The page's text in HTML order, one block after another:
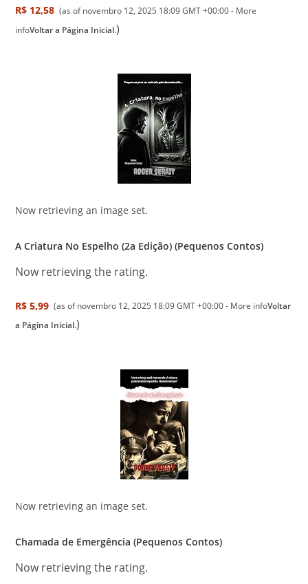
R$ 12,58 (as of novembro 12, 2025 18:09 GMT +00:00 - More
infoVoltar a Página Inicial.)
Now retrieving an image set.
A Criatura No Espelho (2a Edição) (Pequenos Contos)
Now retrieving the rating.
R$ 5,99 (as of novembro 12, 2025 18:09 GMT +00:00 - More infoVoltar
a Página Inicial.)
Now retrieving an image set.
Chamada de Emergência (Pequenos Contos)
Now retrieving the rating.